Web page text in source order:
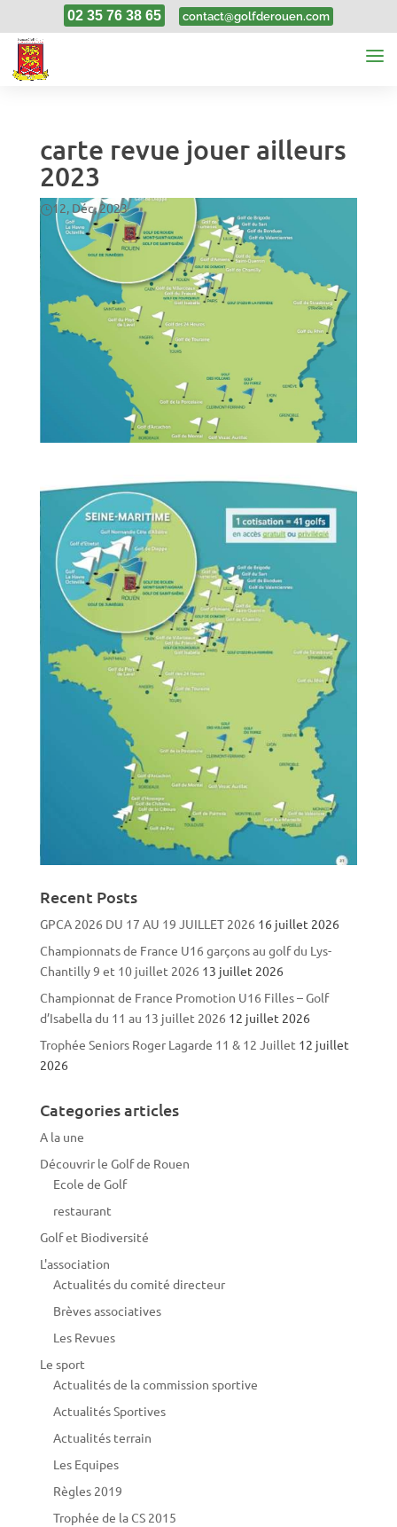
02 35 76 38 65 contact@golfderouen.com
carte revue jouer ailleurs
2023
12, Déc, 2023
Recent Posts
GPCA 2026 DU 17 AU 19 JUILLET 2026 16 juillet 2026
Championnats de France U16 garçons au golf du Lys-
Chantilly 9 et 10 juillet 2026 13 juillet 2026
Championnat de France Promotion U16 Filles – Golf
d’Isabella du 11 au 13 juillet 2026 12 juillet 2026
Trophée Seniors Roger Lagarde 11 & 12 Juillet 12 juillet
2026
Categories articles
A la une
Découvrir le Golf de Rouen
Ecole de Golf
restaurant
Golf et Biodiversité
L'association
Actualités du comité directeur
Brèves associatives
Les Revues
Le sport
Actualités de la commission sportive
Actualités Sportives
Actualités terrain
Les Equipes
Règles 2019
Trophée de la CS 2015